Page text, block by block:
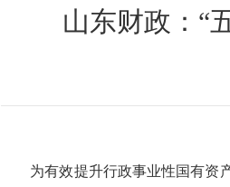
山东财政：“
为有效提升行政事业性国有资产